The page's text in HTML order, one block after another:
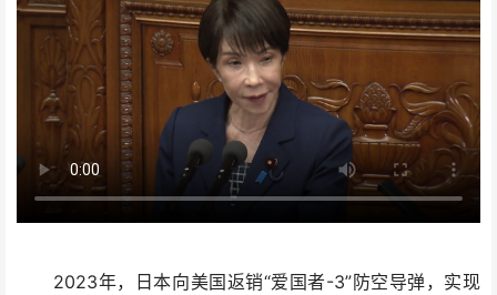
2023年，日本向美国返销“爱国者-3”防空导弹，实现